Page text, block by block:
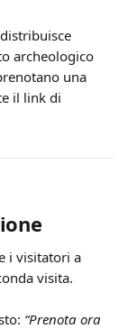
archeologico
una
il link di
i visitatori a
visita.
“Prenota ora